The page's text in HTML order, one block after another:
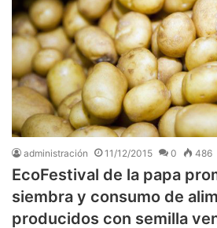
administración 11/12/2015 0 486
EcoFestival de la papa
siembra y consumo de
producidos con semilla